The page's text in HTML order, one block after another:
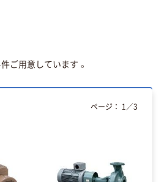
ご用意しています 。
ページ： 1 ／3